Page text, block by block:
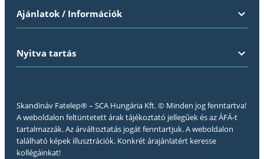
Ajánlatok / Információk
Nyitva tartás
Skandináv Fatelep® – SCA Hungária Kft. © Minden jog fenntartva!
A weboldalon feltüntetett árak tájékoztató jellegűek és az ÁFÁ-t
tartalmazzák. Az árváltoztatás jogát fenntartjuk. A weboldalon
található képek illusztrációk. Konkrét árajánlatért keresse
kollégáinkat!